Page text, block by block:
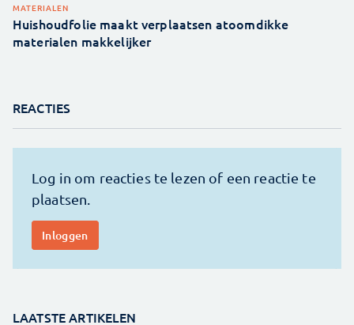
MATERIALEN
Huishoudfolie maakt verplaatsen atoomdikke
materialen makkelijker
REACTIES
LAATSTE ARTIKELEN